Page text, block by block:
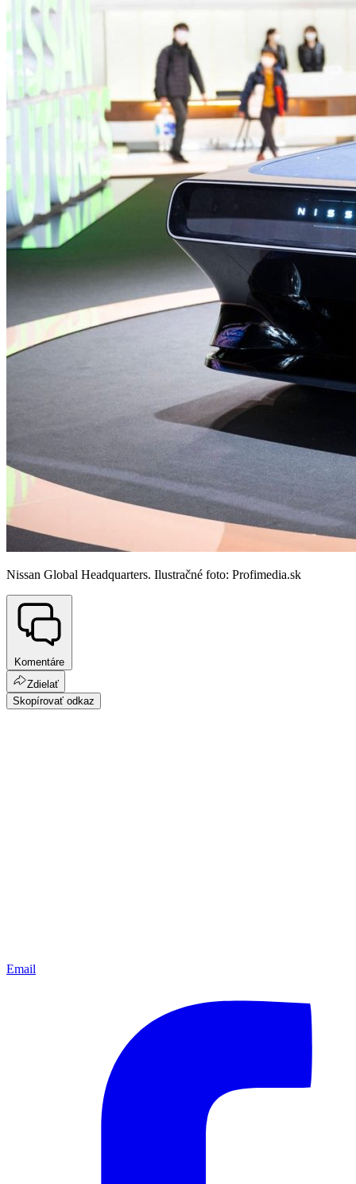
Nissan Global Headquarters. Ilustračné foto: Profimedia.sk
Komentáre
Zdielať
Skopírovať odkaz
Email